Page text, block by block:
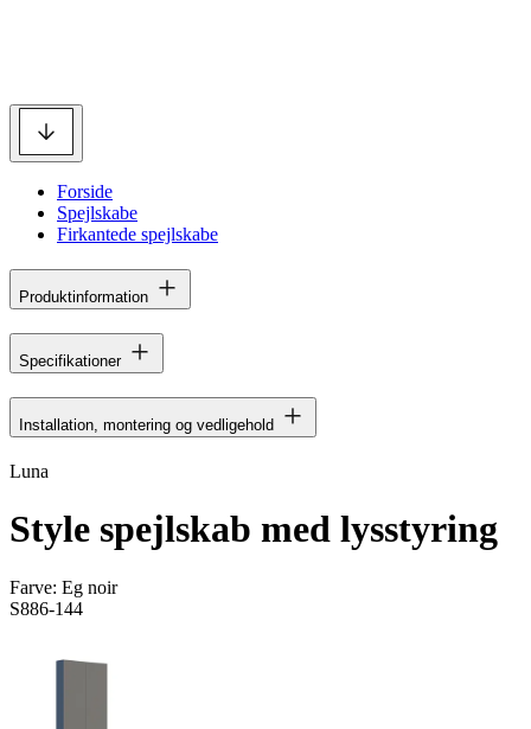
Forside
Spejlskabe
Firkantede spejlskabe
Produktinformation
Specifikationer
Installation, montering og vedligehold
Luna
Style spejlskab med lysstyring
Farve: Eg noir
S886-144